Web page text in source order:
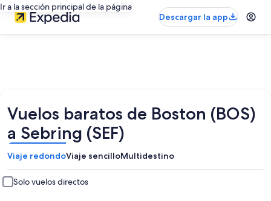
Ir a la sección principal de la página
Descargar la app
Vuelos baratos de Boston (BOS)
a Sebring (SEF)
Viaje redondoViaje sencilloMultidestino
Solo vuelos directos